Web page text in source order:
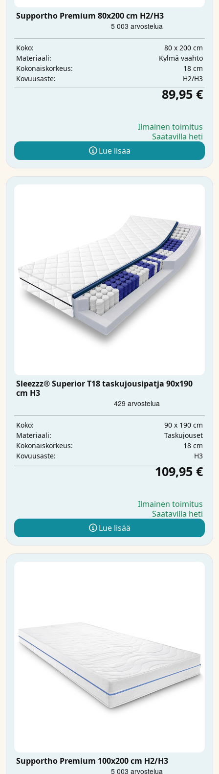
Supportho Premium 80x200 cm H2/H3
Koko:
80 x 200 cm
Materiaali:
Kylmä vaahto
Kokonaiskorkeus:
18 cm
Kovuusaste:
H2/H3
89,95 €
Ilmainen toimitus
Saatavilla heti
Lue lisää
Sleezzz® Superior T18 taskujousipatja 90x190
cm H3
Koko:
90 x 190 cm
Materiaali:
Taskujouset
Kokonaiskorkeus:
18 cm
Kovuusaste:
H3
109,95 €
Ilmainen toimitus
Saatavilla heti
Lue lisää
Supportho Premium 100x200 cm H2/H3